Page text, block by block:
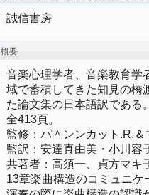
誠信書房
概要
音楽心理学者、音楽教育学
域で蓄積してきた知見の橋
た論文集の日本語訳である
全413頁。
監修：パ＾ンンカット.R.
監訳：安達真由美・小川容
共著者：高須一、貞方マキ
13章楽曲構造のコミュニ